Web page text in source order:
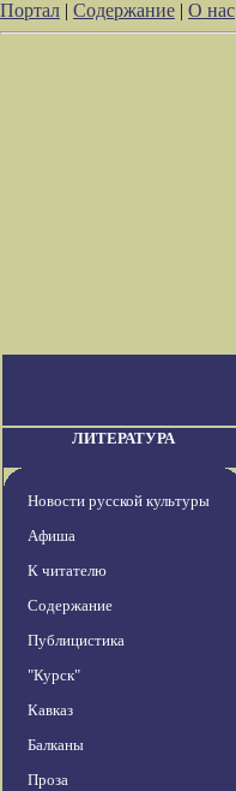
Портал | Содержание | О нас
ЛИТЕРАТУРА
Новости русской культуры
Афиша
К читателю
Содержание
Публицистика
"Курск"
Кавказ
Балканы
Проза